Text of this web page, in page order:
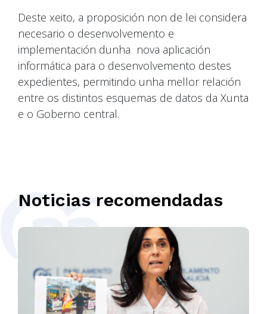
Deste xeito, a proposición non de lei considera
necesario o desenvolvemento e
implementación dunha nova aplicación
informática para o desenvolvemento destes
expedientes, permitindo unha mellor relación
entre os distintos esquemas de datos da Xunta
e o Goberno central.
Noticias recomendadas